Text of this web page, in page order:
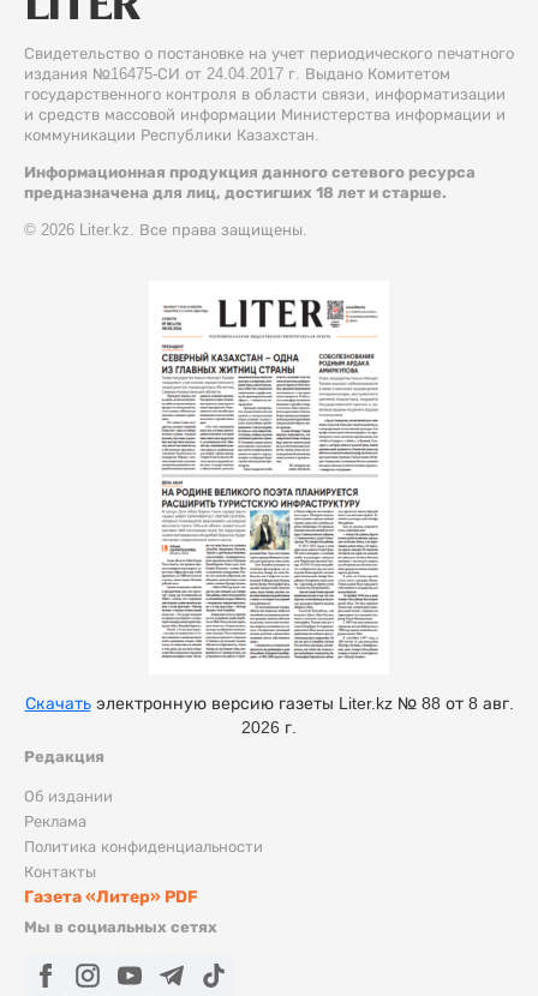
Свидетельство о постановке на учет периодического печатного
издания №16475-СИ от 24.04.2017 г. Выдано Комитетом
государственного контроля в области связи, информатизации
и средств массовой информации Министерства информации и
коммуникации Республики Казахстан.
Информационная продукция данного сетевого ресурса
предназначена для лиц, достигших 18 лет и старше.
© 2026 Liter.kz. Все права защищены.
Редакция
Об издании
Реклама
Политика конфиденциальности
Контакты
Газета «Литер» PDF
Мы в социальных сетях
Скачатьэлектронную версию газеты Liter.kz № 88 от 8 авг.
2026 г.